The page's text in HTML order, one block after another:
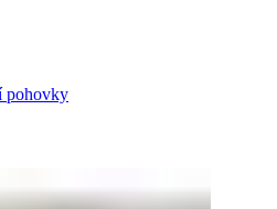
pohovky